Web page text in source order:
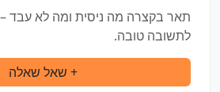
תאר בקצרה מה ניסית ומה לא עבד
לתשובה טובה.
+ שאל שאלה